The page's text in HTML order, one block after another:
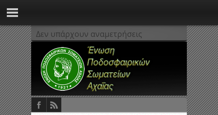
Δεν υπάρχουν αναμετρήσεις